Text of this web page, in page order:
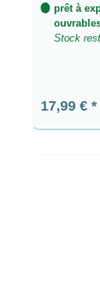
prêt à
Stock
Prix
17,99 €